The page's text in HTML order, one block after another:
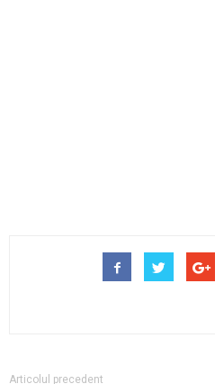
Articolul precedent